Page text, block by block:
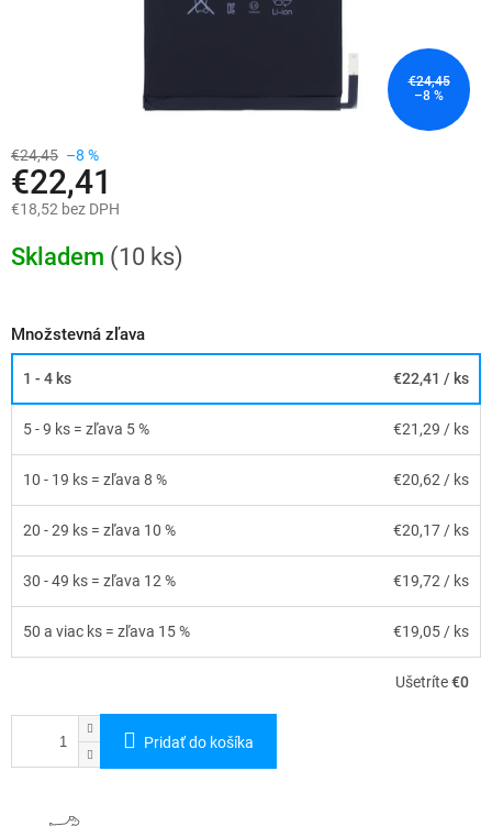
€24,45
–8 %
€24,45 –8 %
€22,41
€18,52 bez DPH
cena:
Skladem (10 ks)
Množstevná zľava
1 - 4 ks €22,41 / ks
5 - 9 ks = zľava 5 % €21,29 / ks
10 - 19 ks = zľava 8 % €20,62/ ks
20 - 29 ks = zľava 10 % €20,17/ ks
30 - 49 ks = zľava 12 % €19,72/ ks
50 a viac ks = zľava 15 % €19,05/ ks
Ušetríte€0
Pridať do košíka